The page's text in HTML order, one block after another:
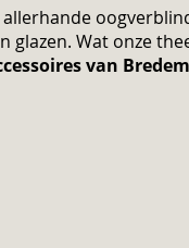
glazen. Wat onze
van